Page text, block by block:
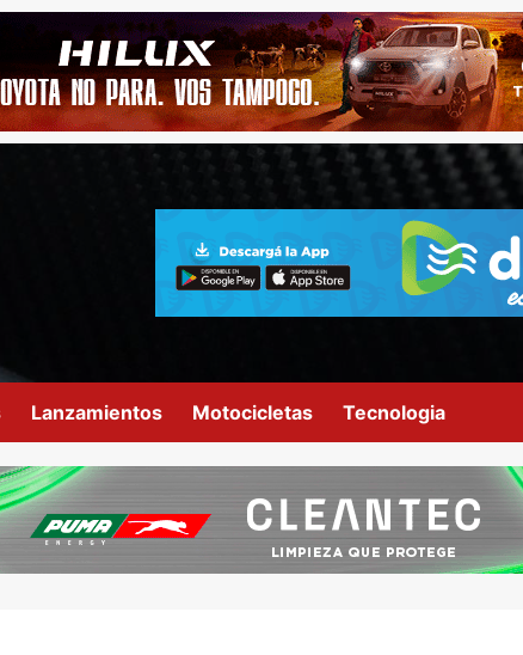
Lanzamientos Motocicletas Tecnologia